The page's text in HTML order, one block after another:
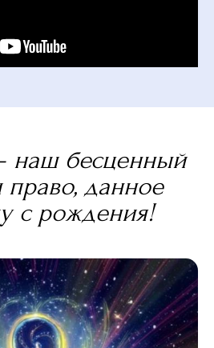
наш бесценный
право, данное
с рождения!